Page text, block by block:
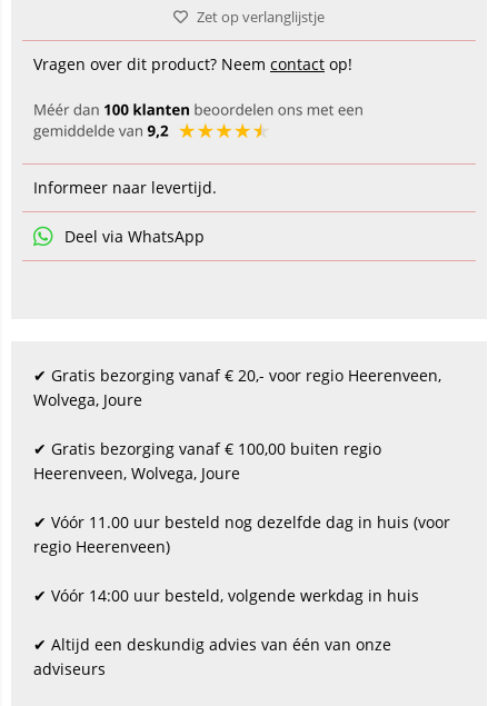
Zet op verlanglijstje
Vragen over dit product? Neem contact op!
Informeer naar levertijd.
Deel via WhatsApp
✔ Gratis bezorging vanaf € 20,- voor regio Heerenveen,
Wolvega, Joure
✔ Gratis bezorging vanaf € 100,00 buiten regio
Heerenveen, Wolvega, Joure
✔ Vóór 11.00 uur besteld nog dezelfde dag in huis (voor
regio Heerenveen)
✔ Vóór 14:00 uur besteld, volgende werkdag in huis
✔ Altijd een deskundig advies van één van onze
adviseurs